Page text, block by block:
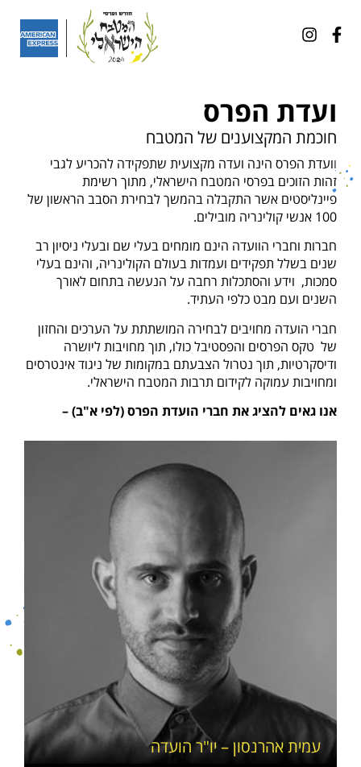
ועדת הפרס
חוכמת המקצוענים של המטבח
ו
100 אנשי קולינריה מובילים.
השנים ועם מבט כלפי העתיד.
ומחויבות עמוקה לקידום תרבות המטבח הישראלי.
אנו גאים להציג את חברי הועדת הפרס (לפי א"ב) –
עמית אהרנסון – יו"ר הועדה